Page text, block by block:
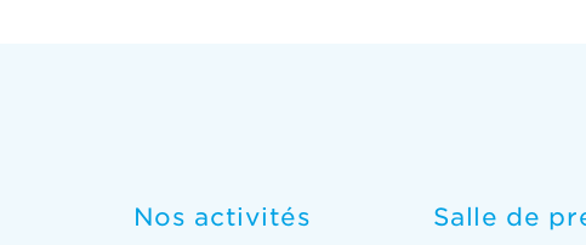
Nos activités Salle de